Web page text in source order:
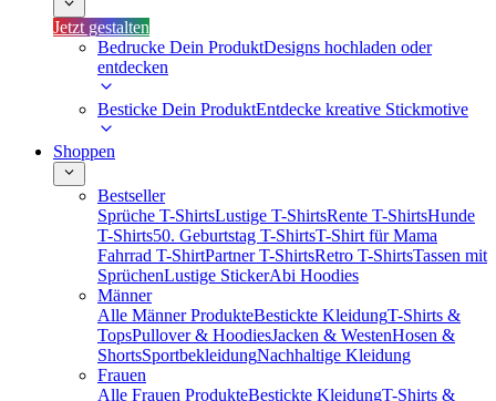
Jetzt gestalten
Bedrucke Dein ProduktDesigns hochladen oder
entdecken
Besticke Dein ProduktEntdecke kreative Stickmotive
Shoppen
Bestseller
Sprüche T-ShirtsLustige T-ShirtsRente T-ShirtsHunde
T-Shirts50. Geburtstag T-ShirtsT-Shirt für Mama
Fahrrad T-ShirtPartner T-ShirtsRetro T-ShirtsTassen mit
SprüchenLustige StickerAbi Hoodies
Männer
Alle Männer ProdukteBestickte KleidungT-Shirts &
TopsPullover & HoodiesJacken & WestenHosen &
ShortsSportbekleidungNachhaltige Kleidung
Frauen
Alle Frauen ProdukteBestickte KleidungT-Shirts &